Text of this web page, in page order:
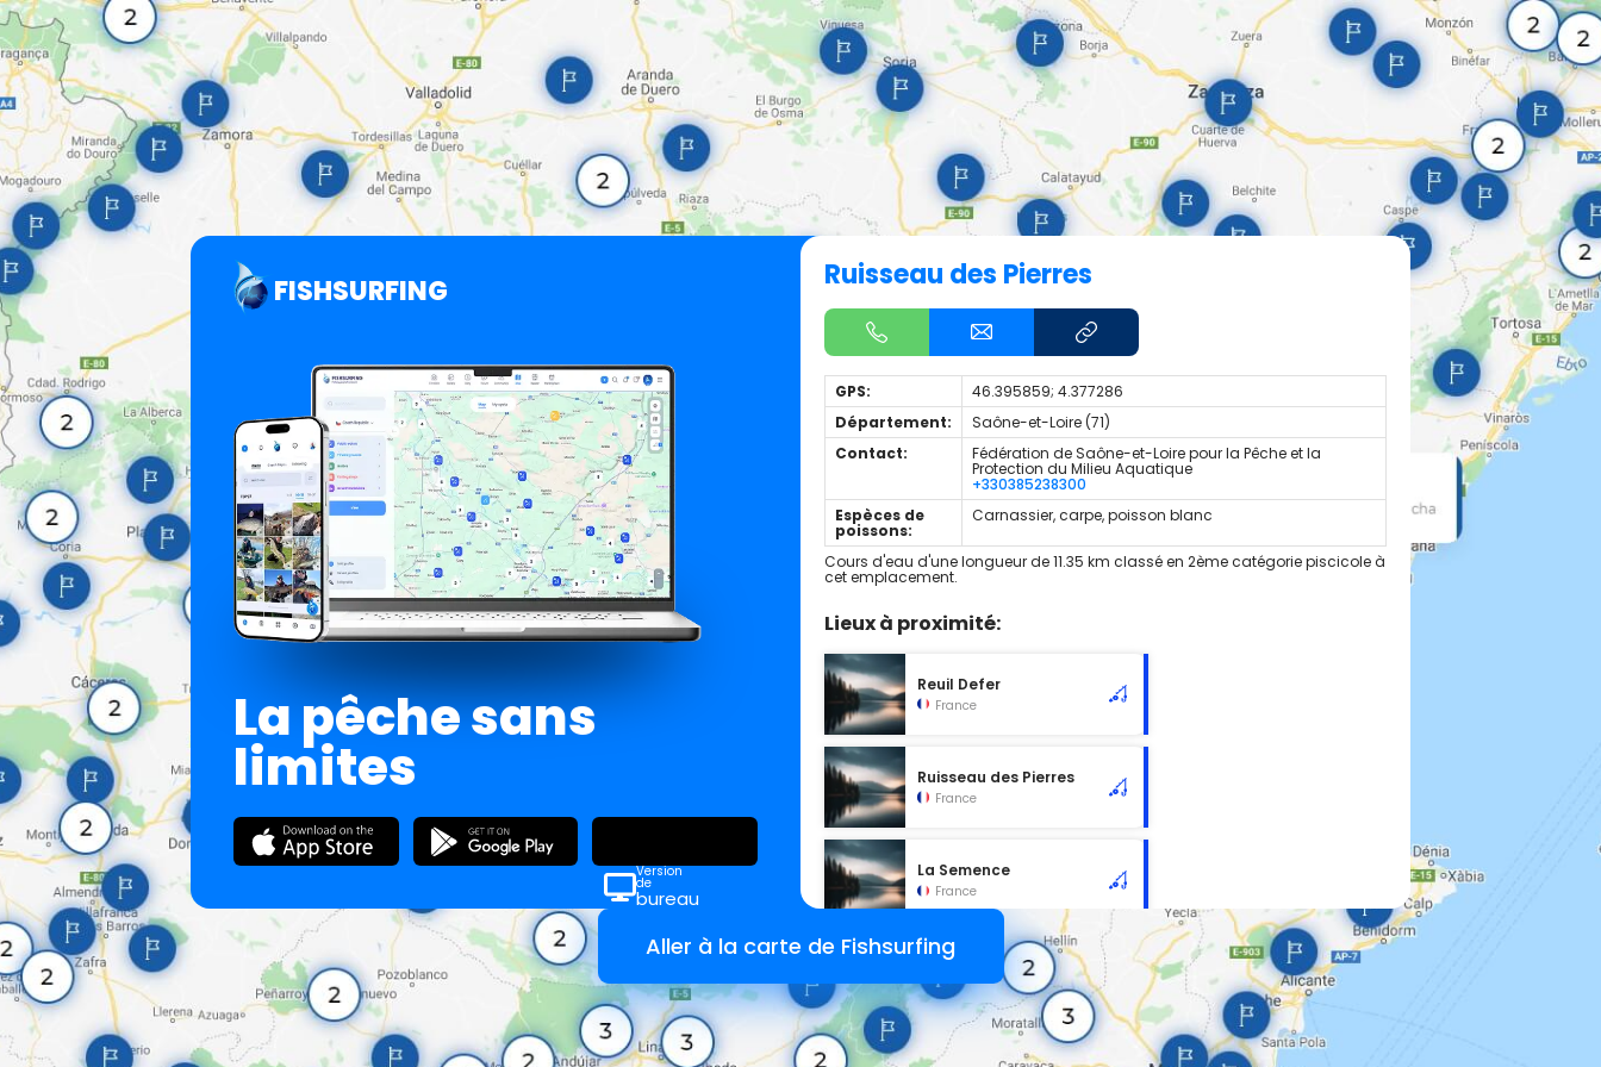
FISHSURFING
La pêche sans
limites
Version
de
bureau
Ruisseau des Pierres
GPS:
46.395859; 4.377286
Département:
Saône-et-Loire (71)
Contact:
Fédération de Saône-et-Loire pour la Pêche et la
Protection du Milieu Aquatique
+330385238300
Espèces de
poissons:
Carnassier, carpe, poisson blanc
Cours d'eau d'une longueur de 11.35 km classé en 2ème catégorie piscicole à
cet emplacement.
Lieux à proximité:
Reuil Defer
France
Ruisseau des Pierres
France
La Semence
France
Aller à la carte de Fishsurfing